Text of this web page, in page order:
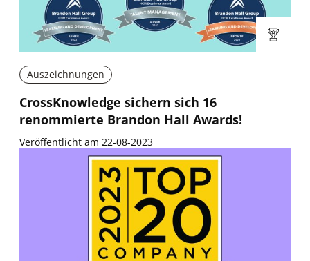
Auszeichnungen
CrossKnowledge sichern sich 16
renommierte Brandon Hall Awards!
Veröffentlicht am 22-08-2023